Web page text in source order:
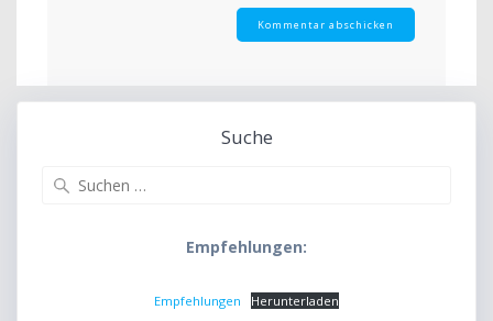
Suche
Empfehlungen:
Empfehlungen Herunterladen